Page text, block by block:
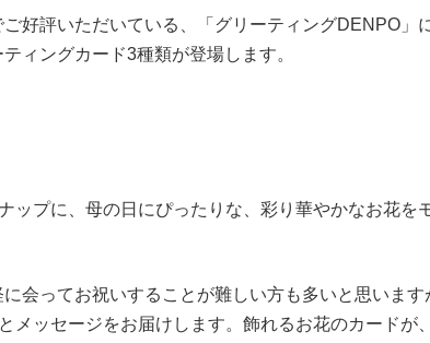
好評いただいている、「グリーティングDENPO」
ィングカード3種類が登場します。
ップに、母の日にぴったりな、彩り華やかなお花を
会ってお祝いすることが難しい方も多いと思いま
メッセージをお届けします。飾れるお花のカードが